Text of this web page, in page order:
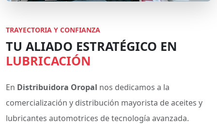
TRAYECTORIA Y CONFIANZA
TU ALIADO ESTRATÉGICO EN
LUBRICACIÓN
En Distribuidora Oropal nos dedicamos a la
comercialización y distribución mayorista de aceites y
lubricantes automotrices de tecnología avanzada.